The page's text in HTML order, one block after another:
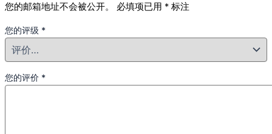
您的邮箱地址不会被公开。 必填项已用 * 标注
您的评级 *
您的评价 *